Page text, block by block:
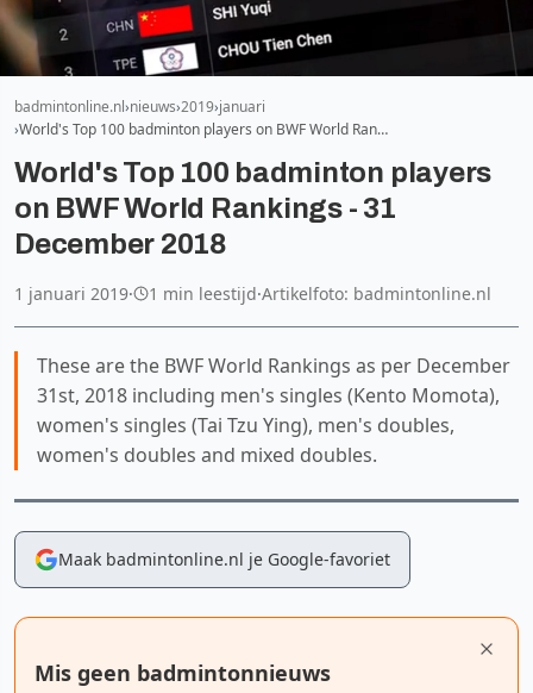
badmintonline.nl nieuws 2019 januari
World's Top 100 badminton players on BWF World Ran…
World's Top 100 badminton players
on BWF World Rankings - 31
December 2018
1 januari 2019· 1 min leestijd·Artikelfoto: badmintonline.nl
These are the BWF World Rankings as per December
31st, 2018 including men's singles (Kento Momota),
women's singles (Tai Tzu Ying), men's doubles,
women's doubles and mixed doubles.
Maak badmintonline.nl je Google-favoriet
Mis geen badmintonnieuws